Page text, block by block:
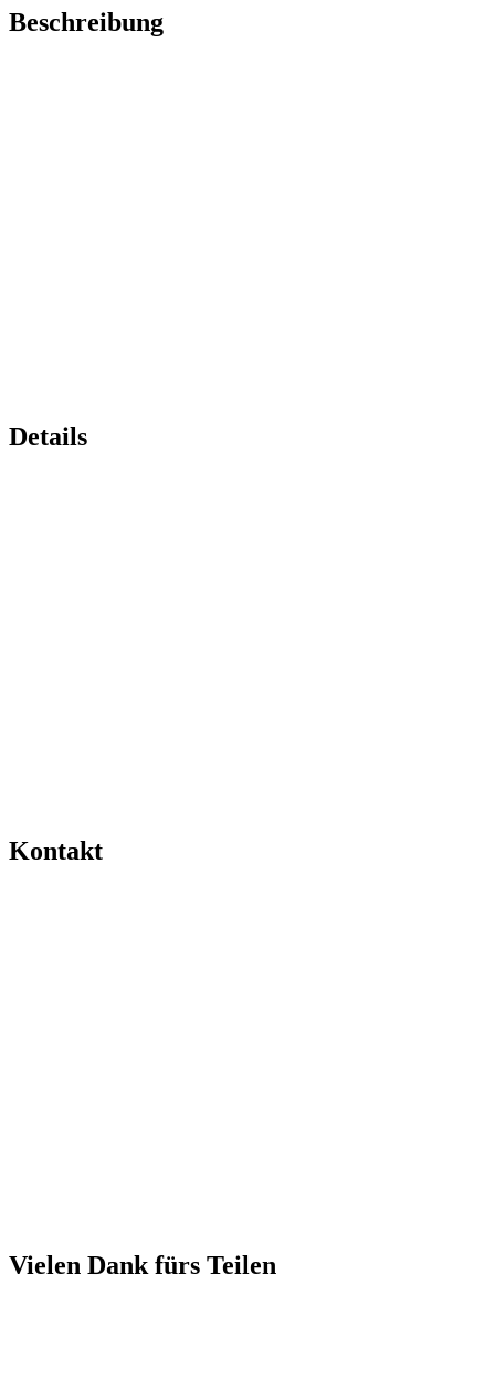
Beschreibung
Details
Kontakt
Vielen Dank fürs Teilen